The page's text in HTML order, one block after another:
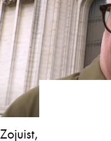
Zojuist, 2 minuten